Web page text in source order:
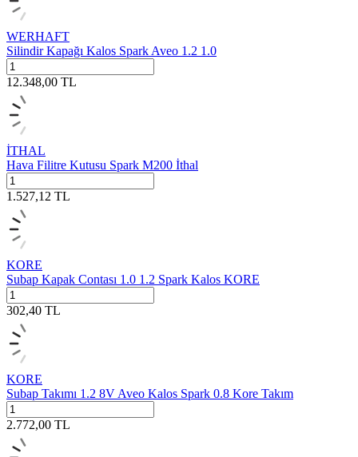
WERHAFT
Silindir Kapağı Kalos Spark Aveo 1.2 1.0
12.348,00 TL
İTHAL
Hava Filitre Kutusu Spark M200 İthal
1.527,12 TL
KORE
Subap Kapak Contası 1.0 1.2 Spark Kalos KORE
302,40 TL
KORE
Subap Takımı 1.2 8V Aveo Kalos Spark 0.8 Kore Takım
2.772,00 TL